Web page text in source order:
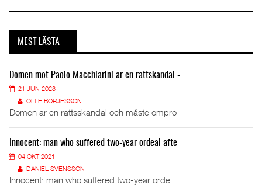
MEST LÄSTA
Domen mot Paolo Macchiarini är en rättskandal -
21 JUN 2023
OLLE BÖRJESSON
Domen är en rättsskandal och måste omprö
Innocent: man who suffered two-year ordeal afte
04 OKT 2021
DANIEL SVENSSON
Innocent: man who suffered two-year orde